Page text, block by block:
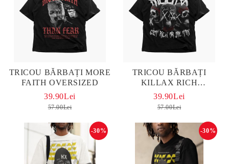
TRICOU BĂRBAȚI MORE
FAITH OVERSIZED
39.90Lei
57.00Lei
TRICOU BĂRBAȚI
KILLAX RICH
OVERSIZED
39.90Lei
57.00Lei
-30% -30%